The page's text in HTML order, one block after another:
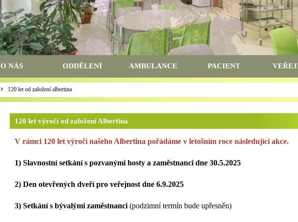
O NÁS ODDĚLENÍ AMBULANCE PACIENT
120 let od založení albertina
120 let výročí od založení Albertina
V rámci 120 let výročí našeho Albertina pořádáme v letošním roce následující akce.
1) Slavnostní setkání s pozvanými hosty a zaměstnanci dne 30.5.2025
2) Den otevřených dveří pro veřejnost dne 6.9.2025
3) Setkání s bývalými zaměstnanci (podzimní termín bude upřesněn)